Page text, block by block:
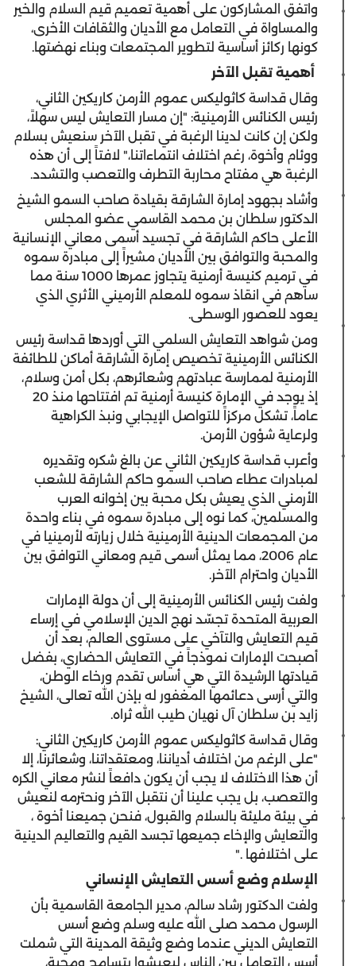
واتفق المشاركون على أهمية تعميم قيم السلام والخير
والمساواة في التعامل مع الأديان والثقافات الأخرى،
كونها ركائز أساسية لتطوير المجتمعات وبناء نهضتها.
أهمية تقبل الآخر
وقال قداسة كاثوليكس عموم الأرمن كاريكين الثاني،
رئيس الكنائس الأرمينية: "إن مسار التعايش ليس سهلاً،
ولكن إن كانت لدينا الرغبة في تقبل الآخر سنعيش بسلام
ووئام وأخوة، رغم اختلاف انتماءاتنا،" لافتاً إلى أن هذه
الرغبة هي مفتاح محاربة التطرف والتعصب والتشدد.
وأشاد بجهود إمارة الشارقة بقيادة صاحب السمو الشيخ
الدكتور سلطان بن محمد القاسمي عضو المجلس
الأعلى حاكم الشارقة في تجسيد أسمى معاني الإنسانية
والمحبة والتوافق بين الأديان مشيراً إلى مبادرة سموه
في ترميم كنيسة أرمنية يتجاوز عمرها 1000 سنة مما
ساهم في انقاذ سموه للمعلم الأرميني الأثري الذي
يعود للعصور الوسطى.
ومن شواهد التعايش السلمي التي أوردها قداسة رئيس
الكنائس الأرمينية تخصيص إمارة الشارقة أماكن للطائفة
الأرمنية لممارسة عبادتهم وشعائرهم، بكل أمن وسلام،
إذ يوجد في الإمارة كنيسة أرمنية تم افتتاحها منذ 20
عاماً، تشكل مركزاً للتواصل الإيجابي ونبذ الكراهية
ولرعاية شؤون الأرمن.
وأعرب قداسة كاريكين الثاني عن بالغ شكره وتقديره
لمبادرات عطاء صاحب السمو حاكم الشارقة للشعب
الأرمني الذي يعيش بكل محبة بين إخوانه العرب
والمسلمين، كما نوه إلى مبادرة سموه في بناء واحدة
من المجمعات الدينية الأرمينية خلال زيارته لأرمينيا في
عام 2006، مما يمثل أسمى قيم ومعاني التوافق بين
الأديان واحترام الآخر.
ولفت رئيس الكنائس الأرمينية إلى أن دولة الإمارات
العربية المتحدة تجسّد نهج الدين الإسلامي في إرساء
قيم التعايش والتآخي على مستوى العالم، بعد أن
أصبحت الإمارات نموذجاً في التعايش الحضاري، بفضل
قيادتها الرشيدة التي هي أساس تقدم ورخاء الوطن،
والتي أرسى دعائمها المغفور له بإذن الله تعالى، الشيخ
زايد بن سلطان آل نهيان طيب الله ثراه.
وقال قداسة كاثوليكس عموم الأرمن كاريكين الثاني:
"على الرغم من اختلاف أدياننا، ومعتقداتنا، وشعائرنا، إلا
أن هذا الاختلاف لا يجب أن يكون دافعاً لنشر معاني الكره
والتعصب، بل يجب علينا أن نتقبل الآخر ونحترمه لنعيش
في بيئة مليئة بالسلام والقبول، فنحن جميعنا أخوة ،
والتعايش والإخاء جميعها تجسد القيم والتعاليم الدينية
على اختلافها ."
الإسلام وضع أسس التعايش الإنساني
ولفت الدكتور رشاد سالم، مدير الجامعة القاسمية بأن
الرسول محمد صلى الله عليه وسلم وضع أسس
التعايش الديني عندما وضع وثيقة المدينة التي شملت
أسس التعامل بين الناس ليعيشوا بتسامح ومحبة،